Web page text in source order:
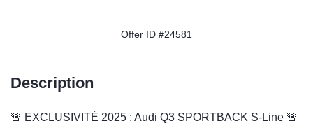
Offer ID #24581
Description
🚨 EXCLUSIVITÉ 2025 : Audi Q3 SPORTBACK S-Line 🚨